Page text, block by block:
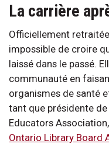
La carrière
Officiellement
impossible de croire
laissé dans le passé.
communauté en
organismes de santé
tant que présidente
Educators
Ontario Library Board